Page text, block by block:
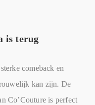
is terug
comeback en
kan zijn. De
Co’Couture is perfect